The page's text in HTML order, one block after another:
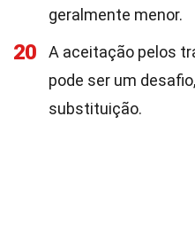
geralmente menor.
20
A aceitação pelos
pode ser um
substituição.